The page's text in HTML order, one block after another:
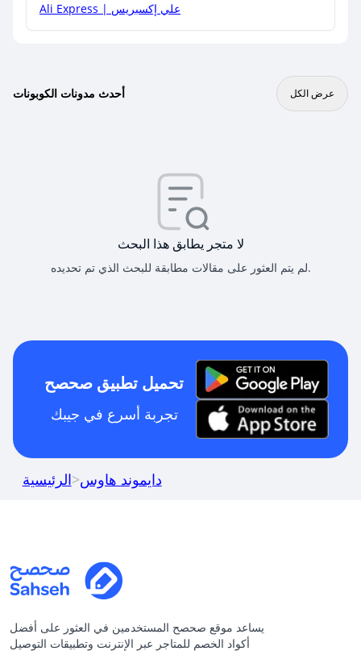
Ali Express | علي إكسبريس
أحدث مدونات الكوبونات عرض الكل
لا متجر يطابق هذا البحث
لم يتم العثور على مقالات مطابقة للبحث الذي تم تحديده.
تحميل تطبيق صحصح
تجربة أسرع في جيبك
الرئيسية>دايموند هاوس
يساعد موقع صحصح المستخدمين في العثور على أفضل
أكواد الخصم للمتاجر عبر الإنترنت وتطبيقات التوصيل